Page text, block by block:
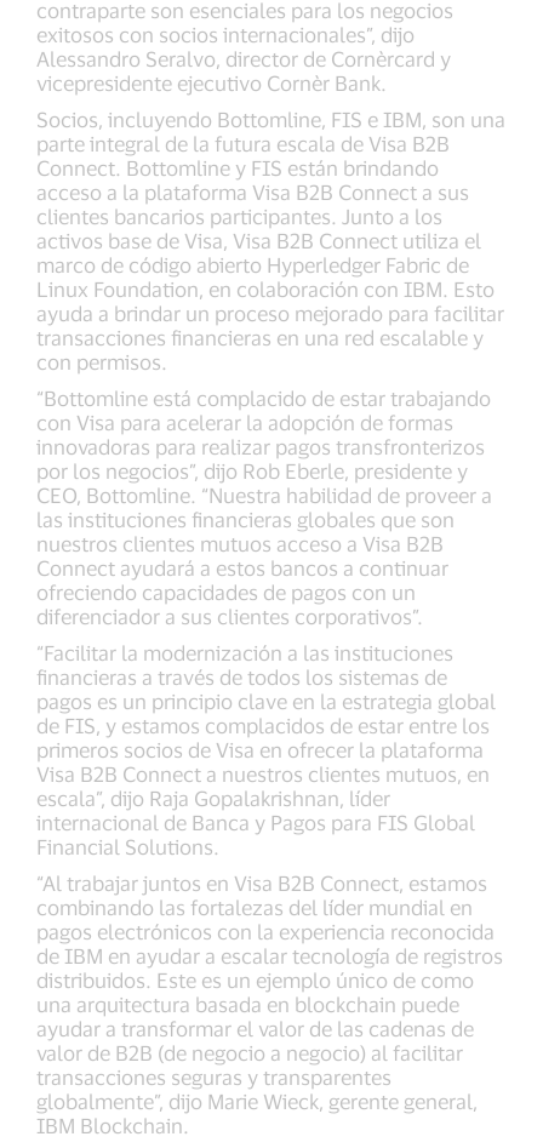
contraparte son esenciales para los negocios
exitosos con socios internacionales”, dijo
Alessandro Seralvo, director de Cornèrcard y
vicepresidente ejecutivo Cornèr Bank.
Socios, incluyendo Bottomline, FIS e IBM, son una
parte integral de la futura escala de Visa B2B
Connect. Bottomline y FIS están brindando
acceso a la plataforma Visa B2B Connect a sus
clientes bancarios participantes. Junto a los
activos base de Visa, Visa B2B Connect utiliza el
marco de código abierto Hyperledger Fabric de
Linux Foundation, en colaboración con IBM. Esto
ayuda a brindar un proceso mejorado para facilitar
transacciones financieras en una red escalable y
con permisos.
“Bottomline está complacido de estar trabajando
con Visa para acelerar la adopción de formas
innovadoras para realizar pagos transfronterizos
por los negocios”, dijo Rob Eberle, presidente y
CEO, Bottomline. “Nuestra habilidad de proveer a
las instituciones financieras globales que son
nuestros clientes mutuos acceso a Visa B2B
Connect ayudará a estos bancos a continuar
ofreciendo capacidades de pagos con un
diferenciador a sus clientes corporativos”.
“Facilitar la modernización a las instituciones
financieras a través de todos los sistemas de
pagos es un principio clave en la estrategia global
de FIS, y estamos complacidos de estar entre los
primeros socios de Visa en ofrecer la plataforma
Visa B2B Connect a nuestros clientes mutuos, en
escala”, dijo Raja Gopalakrishnan, líder
internacional de Banca y Pagos para FIS Global
Financial Solutions.
“Al trabajar juntos en Visa B2B Connect, estamos
combinando las fortalezas del líder mundial en
pagos electrónicos con la experiencia reconocida
de IBM en ayudar a escalar tecnología de registros
distribuidos. Este es un ejemplo único de como
una arquitectura basada en blockchain puede
ayudar a transformar el valor de las cadenas de
valor de B2B (de negocio a negocio) al facilitar
transacciones seguras y transparentes
globalmente”, dijo Marie Wieck, gerente general,
IBM Blockchain.